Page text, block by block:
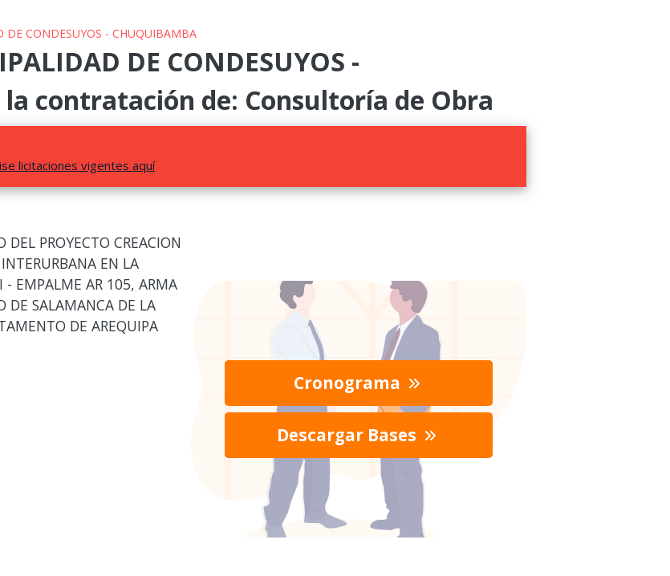
CONDESUYOS - CHUQUIBAMBA
DE CONDESUYOS -
contratación de: Consultoría de Obra
licitaciones vigentes aquí
DEL PROYECTO CREACION
EN LA
- EMPALME AR 105, ARMA
DE SALAMANCA DE LA
DE AREQUIPA
Cronograma
Descargar Bases